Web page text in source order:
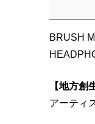
S
H
M
I
BRUSH
【地方創
アーティ